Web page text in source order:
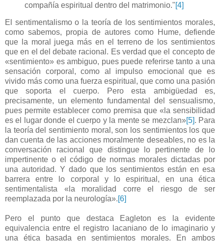
compañía espiritual dentro del matrimonio."[4]
El sentimentalismo o la teoría de los sentimientos morales,
como sabemos, propia de autores como Hume, defiende
que la moral juega más en el terreno de los sentimientos
que en el del debate racional. Es verdad que el concepto de
«sentimiento» es ambiguo, pues puede referirse tanto a una
sensación corporal, como al impulso emocional que es
vivido más como una fuerza espiritual, que como una pasión
que soporta el cuerpo. Pero esta ambigüedad es,
precisamente, un elemento fundamental del sensualismo,
pues permite establecer como premisa que «la sensibilidad
es el lugar donde el cuerpo y la mente se mezclan»[5]. Para
la teoría del sentimiento moral, son los sentimientos los que
dan cuenta de las acciones moralmente deseables, no es la
conversación racional que distingue lo pertinente de lo
impertinente o el código de normas morales dictadas por
una autoridad. Y dado que los sentimientos están en esa
barrera entre lo corporal y lo espiritual, en una ética
sentimentalista «la moralidad corre el riesgo de ser
reemplazada por la neurología».[6]
Pero el punto que destaca Eagleton es la evidente
equivalencia entre el registro lacaniano de lo imaginario y
una ética basada en sentimientos morales. En ambos